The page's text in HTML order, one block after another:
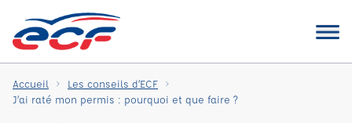
Accueil
Les conseils d’ECF
J’ai raté mon permis : pourquoi et que faire ?